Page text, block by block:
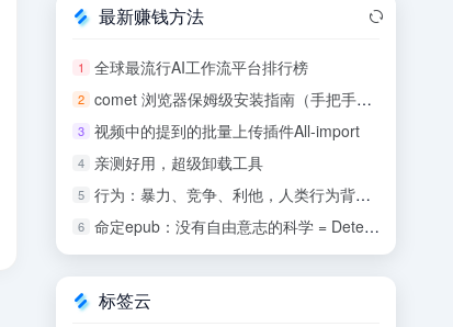
最新赚钱方法
1 全球最流行AI工作流平台排行榜
2 comet 浏览器保姆级安装指南（手把手教你）
3 视频中的提到的批量上传插件All-import
4 亲测好用，超级卸载工具
5 行为：暴力、竞争、利他，人类行为背后的生物学 (罗伯特•萨波斯基) .epub
6 命定epub：没有自由意志的科学 = Determined: A Science of Life Without Free Will
标签云